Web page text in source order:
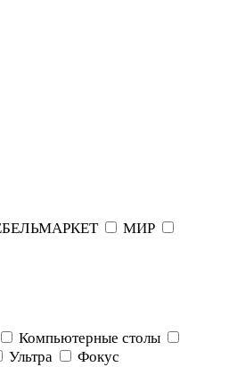
МИР
Компьютерные столы
Ультра
Фокус